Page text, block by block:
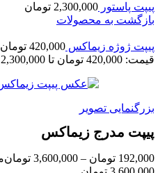
پیپت پاستور 2,300,000 تومان
بازگشت به محصولات
پیپت ژوژه زیماکس 420,000 تومان
قیمت: 420,000 تومان تا 2,300,000 تومان
بزرگنمایی تصویر
پیپت مدرج زیماکس
192,000 تومان –
3,600,000 تومان